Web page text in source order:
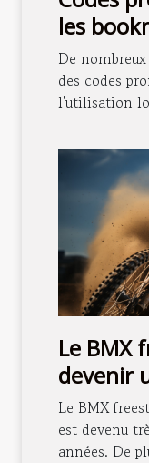
les
savoir ?
De
des codes
l'utilisation
Le BMX
devenir
Le BMX
est devenu
années. De